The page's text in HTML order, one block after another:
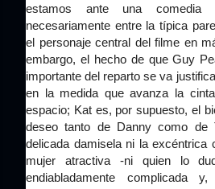
estamos ante una comedia
necesariamente entre la típica
el personaje central del filme en
embargo, el hecho de que Guy
importante del reparto se va
en la medida que avanza la
espacio; Kat es, por supuesto, el
deseo tanto de Danny como de
delicada damisela ni la excéntrica
mujer atractiva -ni quien lo
endiabladamente complicada